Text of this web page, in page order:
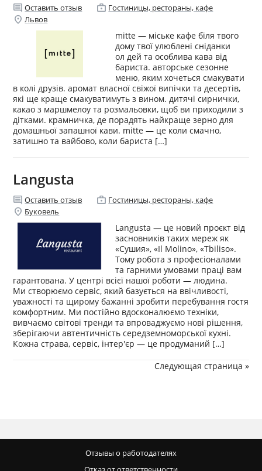
comment Оставить отзыв enterprise Гостиницы, рестораны, кафе
location_on Львов
mitte — міське кафе біля твого
дому твої улюблені сніданки
ол дей та особлива кава від
бариста. авторське сезонне
меню, яким хочеться смакувати
в колі друзів. аромат власної свіжої випічки та десертів,
які ще краще смакуватимуть з вином. дитячі сирнички,
какао з маршмелоу та розмальовки, щоб ви приходили з
дітками. крамничка, де порадять найкраще зерно для
домашньої запашної кави. mitte — це коли смачно,
затишно та вайбово, коли бариста […]
Langusta
comment Оставить отзыв enterprise Гостиницы, рестораны, кафе
location_on Буковель
Langusta — це новий проєкт від
засновників таких мереж як
«Сушия», «Il Molino», «Tbiliso».
Тому робота з професіоналами
та гарними умовами праці вам
гарантована. У центрі всієї нашої роботи — людина.
Ми створюємо сервіс, який базується на ввічливості,
уважності та щирому бажанні зробити перебування гостя
комфортним. Ми постійно вдосконалюємо техніки,
вивчаємо світові тренди та впроваджуємо нові рішення,
зберігаючи автентичність середземноморської кухні.
Кожна страва, сервіс, інтер'єр — це продуманий […]
Следующая страница »
Отзывы о работодателях